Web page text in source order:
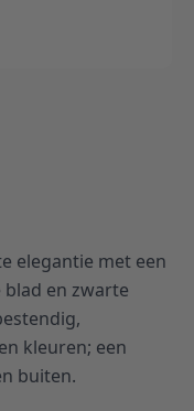
elegantie met een
en zwarte
kleuren; een
buiten.